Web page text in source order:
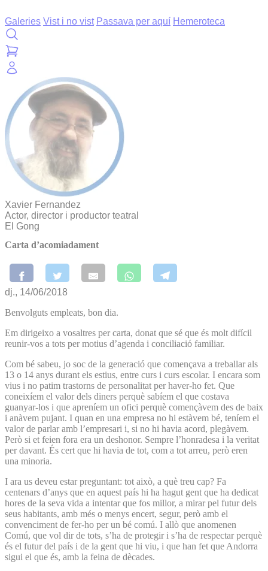
Galeries Vist i no vist Passava per aquí Hemeroteca
Xavier Fernandez
Actor, director i productor teatral
El Gong
Carta d’acomiadament
dj., 14/06/2018
Benvolguts empleats, bon dia.
Em dirigeixo a vosaltres per carta, donat que sé que és molt difícil
reunir-vos a tots per motius d’agenda i conciliació familiar.
Com bé sabeu, jo soc de la generació que començava a treballar als
13 o 14 anys durant els estius, entre curs i curs escolar. I encara som
vius i no patim trastorns de personalitat per haver-ho fet. Que
coneixíem el valor dels diners perquè sabíem el que costava
guanyar-los i que apreníem un ofici perquè començàvem des de baix
i anàvem pujant. I quan en una empresa no hi estàvem bé, teníem el
valor de parlar amb l’empresari i, si no hi havia acord, plegàvem.
Però si et feien fora era un deshonor. Sempre l’honradesa i la veritat
per davant. És cert que hi havia de tot, com a tot arreu, però eren
una minoria.
I ara us deveu estar preguntant: tot això, a què treu cap? Fa
centenars d’anys que en aquest país hi ha hagut gent que ha dedicat
hores de la seva vida a intentar que fos millor, a mirar pel futur dels
seus habitants, amb més o menys encert, segur, però amb el
convenciment de fer-ho per un bé comú. I allò que anomenen
Comú, que vol dir de tots, s’ha de protegir i s’ha de respectar perquè
és el futur del país i de la gent que hi viu, i que han fet que Andorra
sigui el que és, amb la feina de dècades.